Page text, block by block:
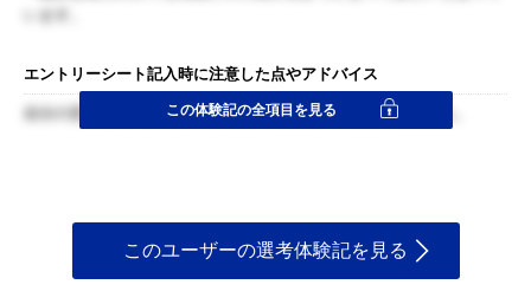
エントリーシート記入時に注意した点やアドバイス
自分の意見をしっかり書くことと、言葉遣いに気をつけました。
この体験記の全項目を見る
このユーザーの選考体験記を見る